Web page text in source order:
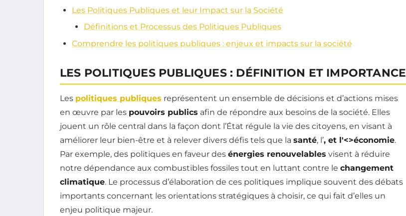
Les Politiques Publiques et leur Impact sur la Société
Définitions et Processus des Politiques Publiques
Comprendre les politiques publiques : enjeux et impacts sur la société
LES POLITIQUES PUBLIQUES : DÉFINITION ET IMPORTANCE
Les politiques publiques représentent un ensemble de décisions et d’actions mises
en œuvre par les pouvoirs publics afin de répondre aux besoins de la société. Elles
jouent un rôle central dans la façon dont l’État régule la vie des citoyens, en visant à
améliorer leur bien-être et à relever divers défis tels que la santé, l’, et l'<>économie.
Par exemple, des politiques en faveur des énergies renouvelables visent à réduire
notre dépendance aux combustibles fossiles tout en luttant contre le changement
climatique. Le processus d’élaboration de ces politiques implique souvent des débats
importants concernant les orientations stratégiques à choisir, ce qui fait d’elles un
enjeu politique majeur.